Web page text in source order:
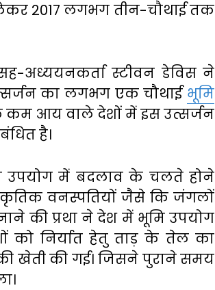
लेकर 2017 लगभग तीन-चौथाई तक
अध्ययनकर्ता स्टीवन डेविस ने
का लगभग एक चौथाईभूमि
कम आय वाले देशों में इस उत्सर्जन
है।
उपयोग में बदलाव के चलते होने
वनस्पतियों जैसे कि जंगलों
की प्रथा ने देश में भूमि उपयोग
को निर्यात हेतु ताड़ के तेल का
खेती की गई। जिसने पुराने समय